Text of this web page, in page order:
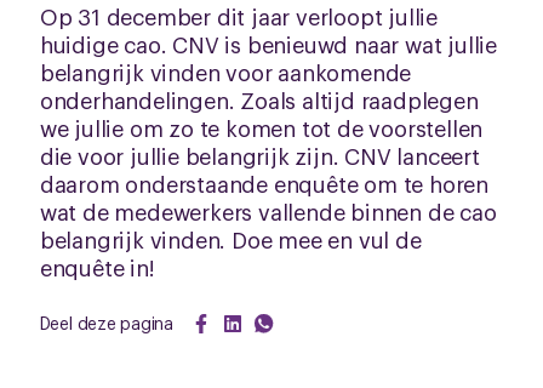
Op 31 december dit jaar verloopt jullie
huidige cao. CNV is benieuwd naar wat jullie
belangrijk vinden voor aankomende
onderhandelingen. Zoals altijd raadplegen
we jullie om zo te komen tot de voorstellen
die voor jullie belangrijk zijn. CNV lanceert
daarom onderstaande enquête om te horen
wat de medewerkers vallende binnen de cao
belangrijk vinden. Doe mee en vul de
enquête in!
Deel deze pagina